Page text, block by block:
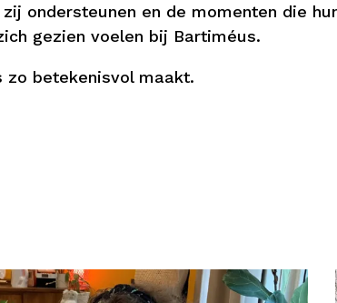
ondersteunen en de momenten die
gezien voelen bij Bartiméus.
zo betekenisvol maakt.